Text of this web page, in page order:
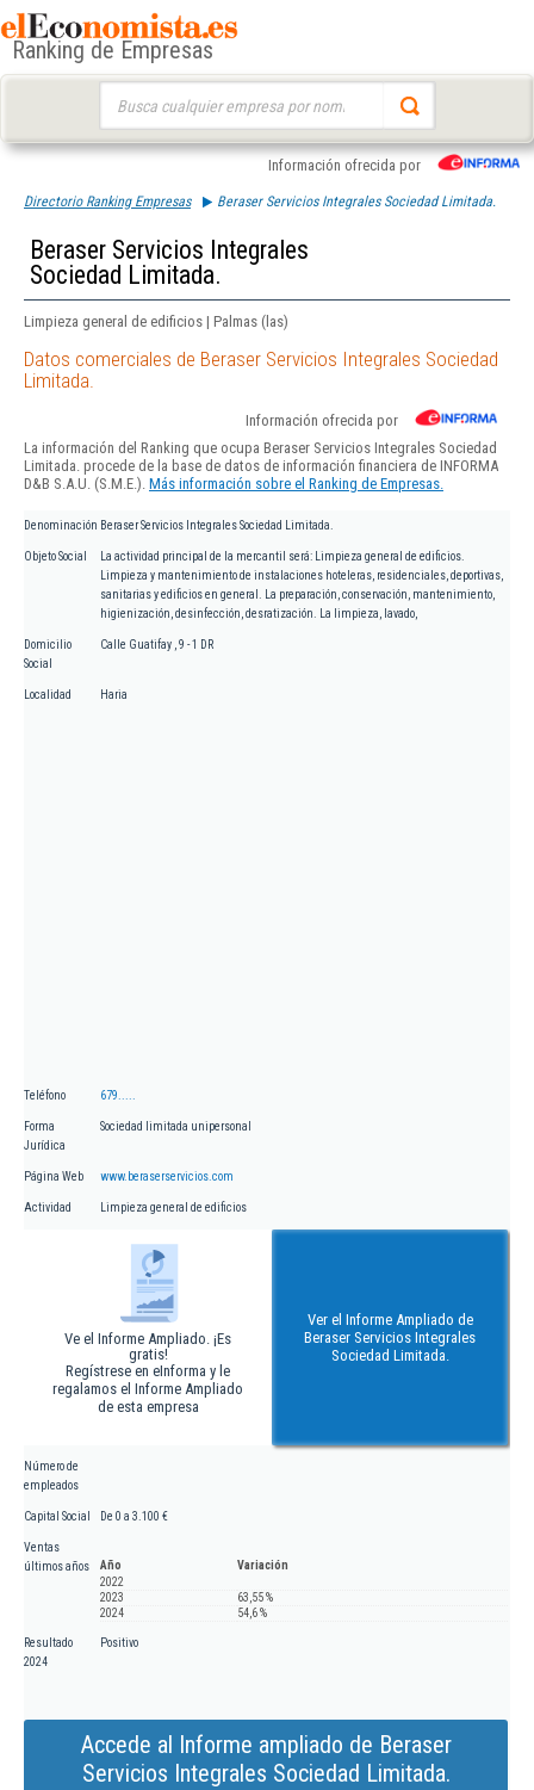
Ranking de Empresas
Información ofrecida por
Directorio Ranking Empresas Beraser Servicios Integrales Sociedad Limitada.
Beraser Servicios Integrales
Sociedad Limitada.
Limpieza general de edificios | Palmas (las)
Datos comerciales de Beraser Servicios Integrales Sociedad
Limitada.
Información ofrecida por
La información del Ranking que ocupa Beraser Servicios Integrales Sociedad
Limitada. procede de la base de datos de información financiera de INFORMA
D&B S.A.U. (S.M.E.). Más información sobre el Ranking de Empresas.
Denominación Beraser Servicios Integrales Sociedad Limitada.
Objeto Social
La actividad principal de la mercantil será: Limpieza general de edificios.
Limpieza y mantenimiento de instalaciones hoteleras, residenciales, deportivas,
sanitarias y edificios en general. La preparación, conservación, mantenimiento,
higienización, desinfección, desratización. La limpieza, lavado,
Domicilio
Social
Calle Guatifay , 9 - 1 DR
Localidad Haria
Teléfono 679.....
Forma
Jurídica
Sociedad limitada unipersonal
Página Web www.beraserservicios.com
Actividad Limpieza general de edificios
Ve el Informe Ampliado. ¡Es
gratis!
Regístrese en eInforma y le
regalamos el Informe Ampliado
de esta empresa
Ver el Informe Ampliado de
Beraser Servicios Integrales
Sociedad Limitada.
Número de
empleados
Capital Social De 0 a 3.100 €
Ventas
últimos años
Año
Variación
2022
2023
63,55 %
2024
54,6 %
Resultado
2024
Positivo
Accede al Informe ampliado de Beraser
Servicios Integrales Sociedad Limitada.